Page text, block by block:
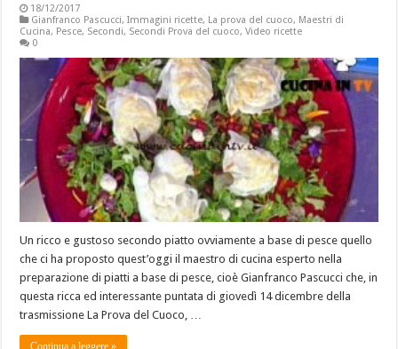
18/12/2017
Gianfranco Pascucci,Immagini ricette, La prova del cuoco, Maestri di
Cucina, Pesce, Secondi, Secondi Prova del cuoco,Video ricette
0
Un ricco e gustoso secondo piatto ovviamente a base di pesce quello
che ci ha proposto quest’oggi il maestro di cucina esperto nella
preparazione di piatti a base di pesce, cioè Gianfranco Pascucci che, in
questa ricca ed interessante puntata di giovedì 14 dicembre della
trasmissione La Prova del Cuoco, …